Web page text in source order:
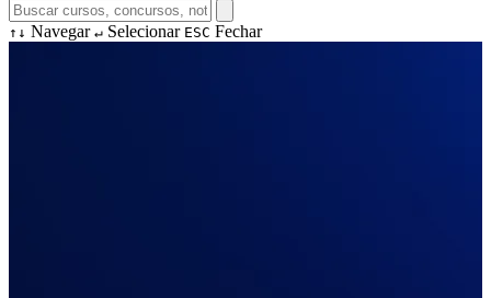
↑↓ Navegar ↵ Selecionar ESC Fechar